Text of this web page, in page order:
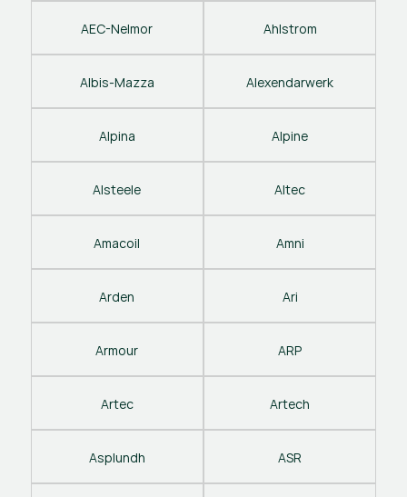
AEC-Nelmor Ahlstrom
Albis-Mazza Alexendarwerk
Alpina Alpine
Alsteele Altec
Amacoil Amni
Arden Ari
Armour ARP
Artec Artech
Asplundh ASR